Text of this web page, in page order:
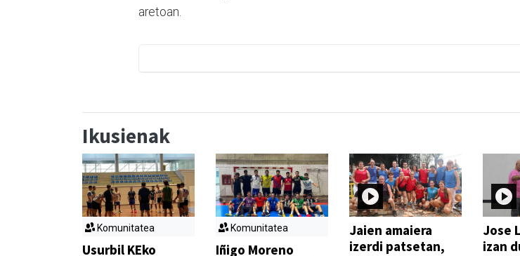
aretoan.
Ikusienak
Komunitatea
Usurbil KEko
Komunitatea
Iñigo Moreno
Jaien amaiera
izerdi patsetan,
Jose
izan